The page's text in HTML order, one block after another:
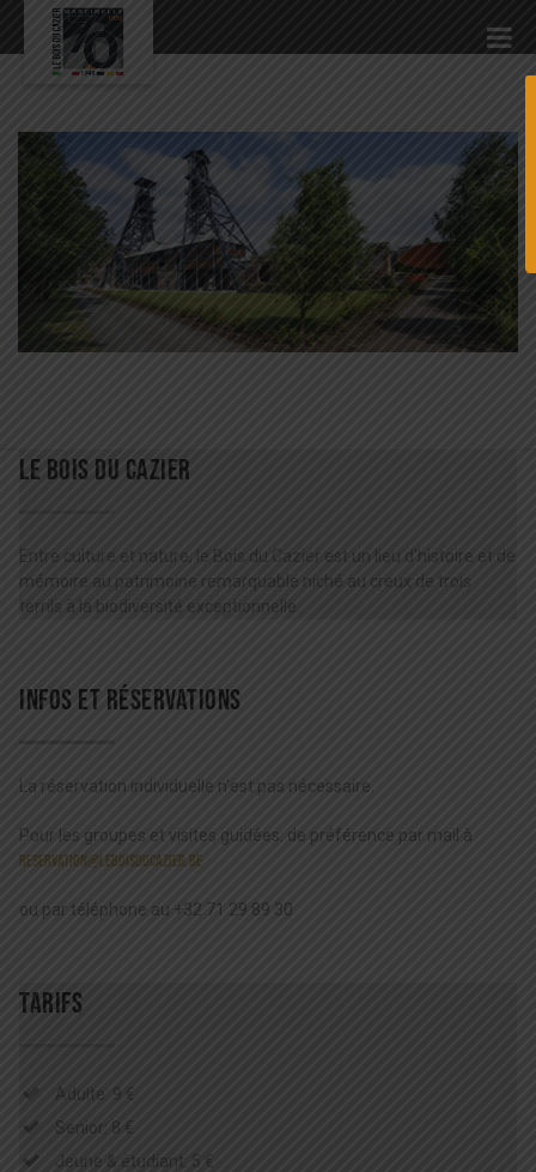
LE BOIS DU CAZIER
Entre culture et nature, le Bois du Cazier est un lieu d'histoire et de
mémoire au patrimoine remarquable niché au creux de trois
terrils à la biodiversité exceptionnelle.
INFOS ET RÉSERVATIONS
La réservation individuelle n'est pas nécessaire.
Pour les groupes et visites guidées: de préférence par mail à
reservation@leboisducazier.be
ou par téléphone au +32 71 29 89 30
TARIFS
Adulte: 9 €
Senior: 8 €
Jeune & étudiant: 5 €